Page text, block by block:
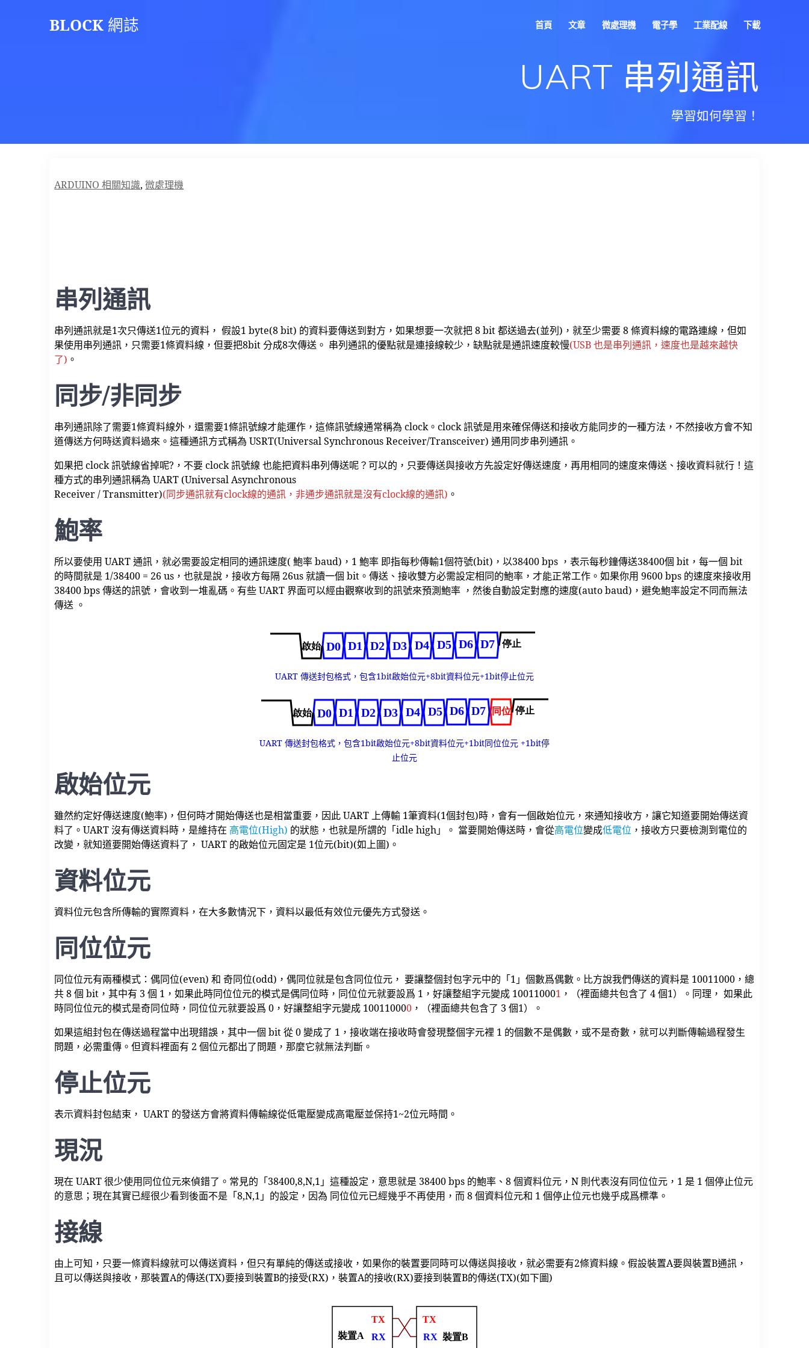
BLOCK 網誌 首頁 文章 微處理機 電子學 工業配線 下載
UART 串列通訊
學習如何學習！
ARDUINO 相關知識,微處理機
串列通訊
串列通訊就是1次只傳送1位元的資料， 假設1 byte(8 bit) 的資料要傳送到對方，如果想要一次就把 8 bit 都送過去(並列)，就至少需要 8 條資料線的電路連線，但如
果使用串列通訊，只需要1條資料線，但要把8bit 分成8次傳送。 串列通訊的優點就是連接線較少，缺點就是通訊速度較慢(USB 也是串列通訊，速度也是越來越快
了) 。
同步/非同步
串列通訊除了需要1條資料線外，還需要1條訊號線才能運作，這條訊號線通常稱為 clock。clock 訊號是用來確保傳送和接收方能同步的一種方法，不然接收方會不知
道傳送方何時送資料過來。這種通訊方式稱為 USRT(Universal Synchronous Receiver/Transceiver) 通用同步串列通訊。
如果把 clock 訊號線省掉呢?，不要 clock 訊號線 也能把資料串列傳送呢？可以的，只要傳送與接收方先設定好傳送速度，再用相同的速度來傳送、接收資料就行！這
種方式的串列通訊稱為 UART (Universal Asynchronous
Receiver / Transmitter)(同步通訊就有clock線的通訊，非通步通訊就是沒有clock線的通訊) 。
鮑率
所以要使用 UART 通訊，就必需要設定相同的通訊速度( 鮑率 baud)，1 鮑率 即指每秒傳輸1個符號(bit)，以38400 bps ，表示每秒鐘傳送38400個 bit，每一個 bit
的時間就是 1/38400 = 26 us，也就是說，接收方每隔 26us 就讀一個 bit。傳送、接收雙方必需設定相同的鮑率，才能正常工作。如果你用 9600 bps 的速度來接收用
38400 bps 傳送的訊號，會收到一堆亂碼。有些 UART 界面可以經由觀察收到的訊號來預測鮑率 ，然後自動設定對應的速度(auto baud)，避免鮑率設定不同而無法
傳送 。
UART 傳送封包格式，包含1bit啟始位元+8bit資料位元+1bit停止位元
UART 傳送封包格式，包含1bit啟始位元+8bit資料位元+1bit同位位元 +1bit停
止位元
啟始位元
雖然約定好傳送速度(鮑率)，但何時才開始傳送也是相當重要，因此 UART 上傳輸 1筆資料(1個封包)時，會有一個啟始位元，來通知接收方，讓它知道要開始傳送資
料了。UART 沒有傳送資料時，是維持在 高電位(High) 的狀態，也就是所謂的「idle high」。 當要開始傳送時，會從高電位變成低電位 ，接收方只要檢測到電位的
改變，就知道要開始傳送資料了， UART 的啟始位元固定是 1位元(bit)(如上圖)。
資料位元
資料位元包含所傳輸的實際資料，在大多數情況下，資料以最低有效位元優先方式發送。
同位位元
同位位元有兩種模式：偶同位(even) 和 奇同位(odd)，偶同位就是包含同位位元， 要讓整個封包字元中的「1」個數爲偶數。比方說我們傳送的資料是 10011000，總
共 8 個 bit，其中有 3 個 1，如果此時同位位元的模式是偶同位時，同位位元就要設爲 1，好讓整組字元變成 100110001 ，（裡面總共包含了 4 個1）。同理， 如果此
時同位位元的模式是奇同位時，同位位元就要設爲 0，好讓整組字元變成 100110000 ，（裡面總共包含了 3 個1）。
如果這組封包在傳送過程當中出現錯誤，其中一個 bit 從 0 變成了 1，接收端在接收時會發現整個字元裡 1 的個數不是偶數，或不是奇數，就可以判斷傳輸過程發生
問題，必需重傳。但資料裡面有 2 個位元都出了問題，那麼它就無法判斷。
停止位元
表示資料封包結束， UART 的發送方會將資料傳輸線從低電壓變成高電壓並保持1~2位元時間。
現況
現在 UART 很少使用同位位元來偵錯了。常見的「38400,8,N,1」這種設定，意思就是 38400 bps 的鮑率、8 個資料位元，N 則代表沒有同位位元，1 是 1 個停止位元
的意思；現在其實已經很少看到後面不是「8,N,1」的設定，因為 同位位元已經幾乎不再使用，而 8 個資料位元和 1 個停止位元也幾乎成爲標準。
接線
由上可知，只要一條資料線就可以傳送資料，但只有單純的傳送或接收，如果你的裝置要同時可以傳送與接收，就必需要有2條資料線。假設裝置A要與裝置B通訊，
且可以傳送與接收，那裝置A的傳送(TX)要接到裝置B的接受(RX)，裝置A的接收(RX)要接到裝置B的傳送(TX)(如下圖)